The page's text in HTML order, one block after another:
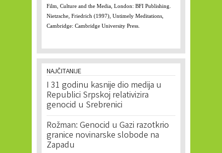
Film, Culture and the Media, London: BFI Publishing.
Nietzsche, Friedrich (1997), Untimely Meditations,
Cambridge: Cambridge University Press.
NAJČITANIJE
I 31 godinu kasnije dio medija u
Republici Srpskoj relativizira
genocid u Srebrenici
Rožman: Genocid u Gazi razotkrio
granice novinarske slobode na
Zapadu